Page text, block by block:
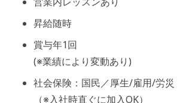
昇給随時
賞与年1回
(※業績により変動あり)
社会保険：国民／厚生/雇用/労災
（※入社時直ぐに加入OK）